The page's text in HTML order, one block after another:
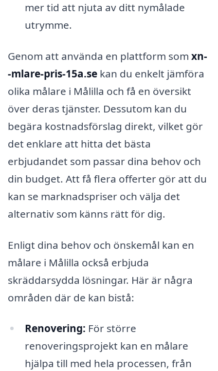
mer tid att njuta av ditt nymålade
utrymme.
Genom att använda en plattform som xn-
-mlare-pris-15a.se kan du enkelt jämföra
olika målare i Målilla och få en översikt
över deras tjänster. Dessutom kan du
begära kostnadsförslag direkt, vilket gör
det enklare att hitta det bästa
erbjudandet som passar dina behov och
din budget. Att få flera offerter gör att du
kan se marknadspriser och välja det
alternativ som känns rätt för dig.
Enligt dina behov och önskemål kan en
målare i Målilla också erbjuda
skräddarsydda lösningar. Här är några
områden där de kan bistå:
Renovering: För större
renoveringsprojekt kan en målare
hjälpa till med hela processen, från